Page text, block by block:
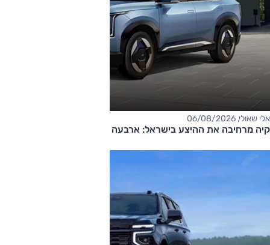
אלי שאולי, 06/08/2026
קיה מרחיבה את ההיצע בישראל: ארבעה דגמים חדשים בדרך